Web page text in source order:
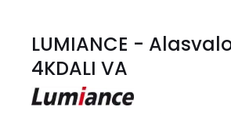
LUMIANCE - Alasvalo
4KDALI VA